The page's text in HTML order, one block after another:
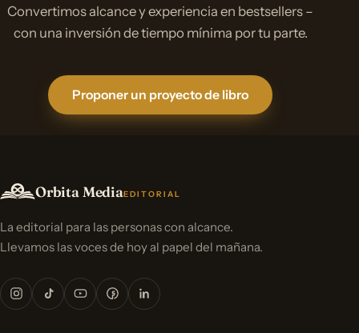
Convertimos alcance y experiencia en bestsellers –
con una inversión de tiempo mínima por tu parte.
Proponer un proyecto de libro
Orbita MediaEDITORIAL
La editorial para las personas con alcance.
Llevamos las voces de hoy al papel del mañana.